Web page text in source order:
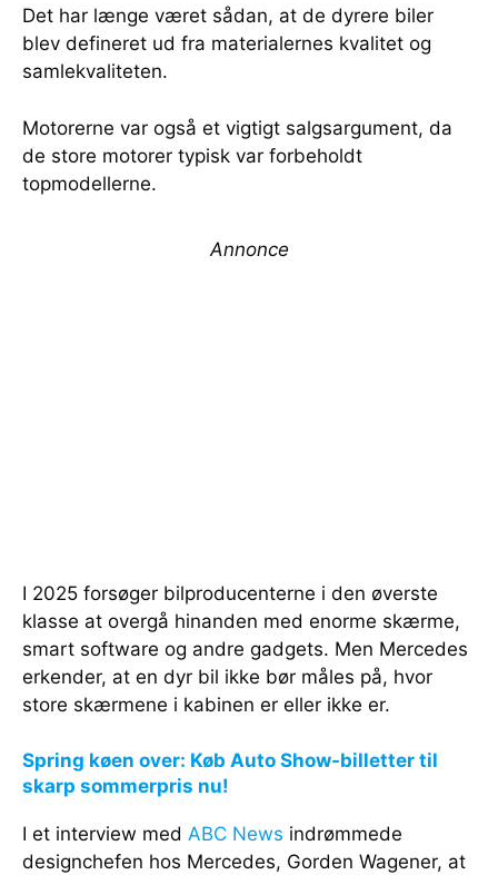
Det har længe været sådan, at de dyrere biler
blev defineret ud fra materialernes kvalitet og
samlekvaliteten.
Motorerne var også et vigtigt salgsargument, da
de store motorer typisk var forbeholdt
topmodellerne.
Annonce
I 2025 forsøger bilproducenterne i den øverste
klasse at overgå hinanden med enorme skærme,
smart software og andre gadgets. Men Mercedes
erkender, at en dyr bil ikke bør måles på, hvor
store skærmene i kabinen er eller ikke er.
Spring køen over: Køb Auto Show-billetter til
skarp sommerpris nu!
I et interview med ABC News indrømmede
designchefen hos Mercedes, Gorden Wagener, at